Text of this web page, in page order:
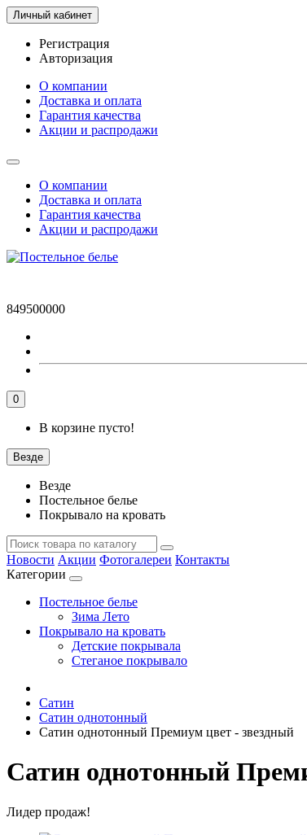
Личный кабинет
Регистрация
Авторизация
О компании
Доставка и оплата
Гарантия качества
Акции и распродажи
О компании
Доставка и оплата
Гарантия качества
Акции и распродажи
849500000
0
В корзине пусто!
Везде
Везде
Постельное белье
Покрывало на кровать
Новости Акции Фотогалереи Контакты
Категории
Постельное белье
Зима Лето
Покрывало на кровать
Детские покрывала
Стеганое покрывало
Сатин
Сатин однотонный
Сатин однотонный Премиум цвет - звездный
Сатин однотонный
Лидер продаж!